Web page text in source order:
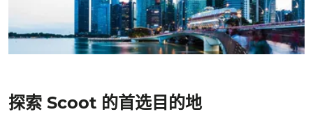
探索 Scoot 的首选目的地